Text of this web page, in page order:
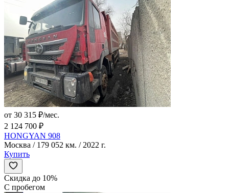
от 30 315 ₽/мес.
2 124 700 ₽
HONGYAN 908
Москва / 179 052 км. / 2022 г.
Купить
Скидка до 10%
С пробегом